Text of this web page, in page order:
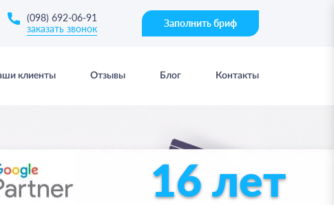
(098) 692-06-91
заказать звонок
Заполнить бриф
клиенты Отзывы Блог Контакты
16 лет